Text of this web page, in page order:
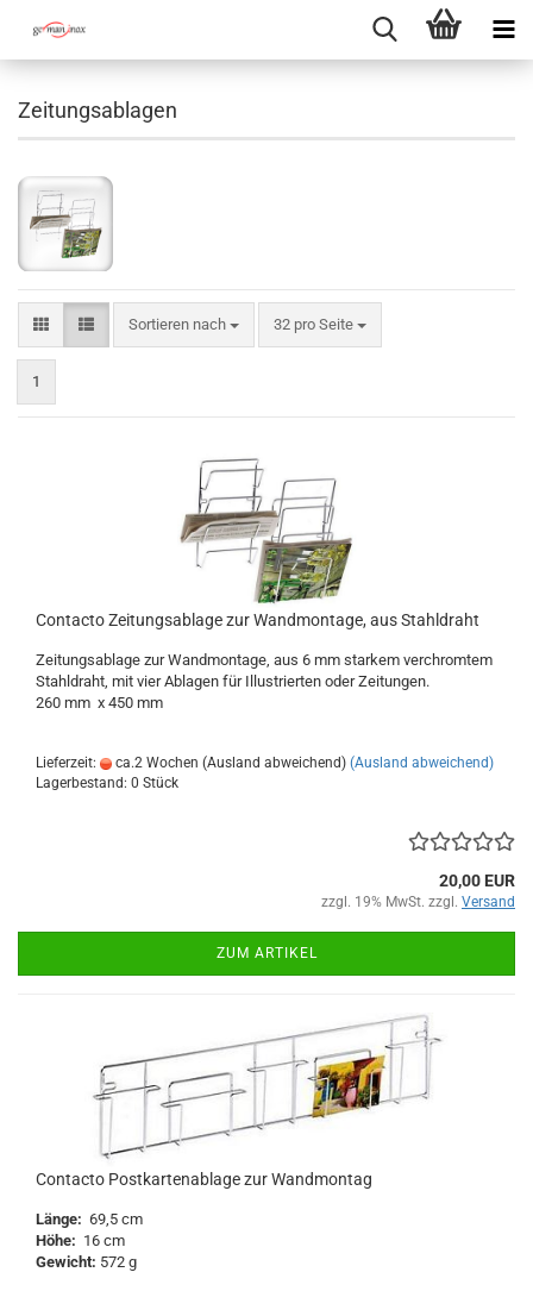
Zeitungsablagen
Sortieren nach
Sortieren nach 32 pro Seite
pro Seite
1
Contacto Zeitungsablage zur Wandmontage, aus Stahldraht
Zeitungsablage zur Wandmontage, aus 6 mm starkem verchromtem
Stahldraht, mit vier Ablagen für Illustrierten oder Zeitungen.
260 mm x 450 mm
Lieferzeit: ca.2 Wochen (Ausland abweichend) (Ausland abweichend)
Lagerbestand: 0 Stück
20,00 EUR
zzgl. 19% MwSt. zzgl. Versand
ZUM ARTIKEL
Contacto Postkartenablage zur Wandmontag
Länge: 69,5 cm
Höhe: 16 cm
Gewicht: 572 g